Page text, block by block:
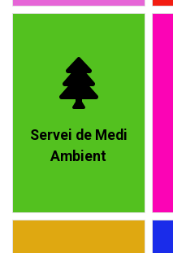
Servei de Medi
Ambient